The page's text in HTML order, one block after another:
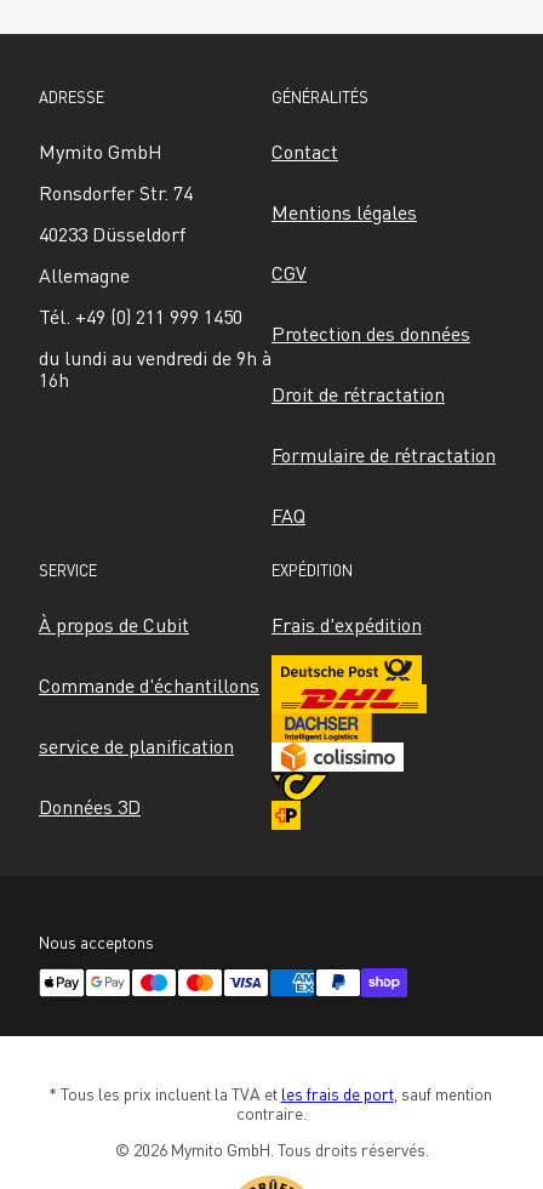
ADRESSE
Mymito GmbH
Ronsdorfer Str. 74
40233 Düsseldorf
Allemagne
Tél. +49 (0) 211 999 1450
du lundi au vendredi de 9h à
16h
GÉNÉRALITÉS
Contact
Mentions légales
CGV
Protection des données
Droit de rétractation
Formulaire de rétractation
FAQ
SERVICE
À propos de Cubit
Commande d'échantillons
service de planification
Données 3D
EXPÉDITION
Frais d'expédition
Nous acceptons
* Tous les prix incluent la TVA et les frais de port, sauf mention
contraire.
© 2026 Mymito GmbH. Tous droits réservés.